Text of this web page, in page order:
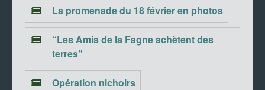
La promenade du 18 février en photos
“Les Amis de la Fagne achètent des
terres”
Opération nichoirs